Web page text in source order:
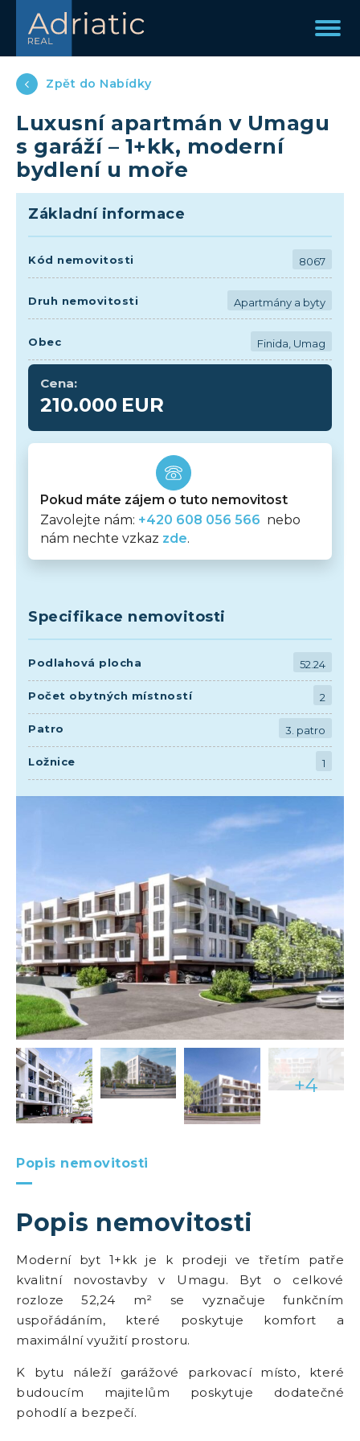
Zpět do Nabídky
Luxusní apartmán v Umagu
s garáží – 1+kk, moderní
bydlení u moře
+4
Popis nemovitosti
Popis nemovitosti
Moderní byt 1+kk je k prodeji ve třetím patře
kvalitní novostavby v Umagu. Byt o celkové
rozloze 52,24 m² se vyznačuje funkčním
uspořádáním, které poskytuje komfort a
maximální využití prostoru.
K bytu náleží garážové parkovací místo, které
budoucím majitelům poskytuje dodatečné
pohodlí a bezpečí.
Základní informace
Kód nemovitosti 8067
Druh nemovitosti Apartmány a byty
Obec Finida, Umag
Cena:
210.000 EUR
Pokud máte zájem o tuto nemovitost
Zavolejte nám: +420 608 056 566 nebo
nám nechte vzkaz zde.
Specifikace nemovitosti
Podlahová plocha 52.24
Počet obytných místností 2
Patro 3. patro
Ložnice 1